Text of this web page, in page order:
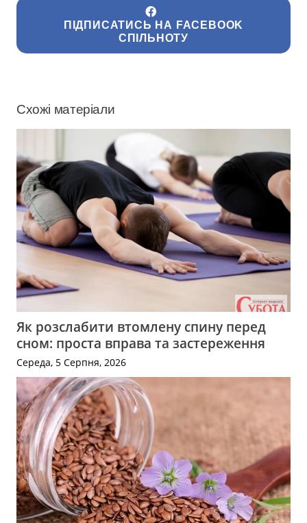
ПІДПИСАТИСЬ НА FACEBOOK
СПІЛЬНОТУ
Схожі матеріали
Як розслабити втомлену спину перед
сном: проста вправа та застереження
Середа, 5 Серпня, 2026